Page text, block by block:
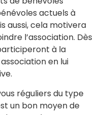
actuels à
aussi, cela motivera
l’association. Dès
à la
en lui
réguliers du type
un bon moyen de